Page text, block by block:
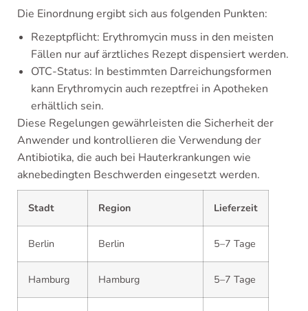
Die Einordnung ergibt sich aus folgenden Punkten:
Rezeptpflicht: Erythromycin muss in den meisten
Fällen nur auf ärztliches Rezept dispensiert werden.
OTC-Status: In bestimmten Darreichungsformen
kann Erythromycin auch rezeptfrei in Apotheken
erhältlich sein.
Diese Regelungen gewährleisten die Sicherheit der
Anwender und kontrollieren die Verwendung der
Antibiotika, die auch bei Hauterkrankungen wie
aknebedingten Beschwerden eingesetzt werden.
Stadt Region Lieferzeit
Berlin Berlin 5–7 Tage
Hamburg Hamburg 5–7 Tage